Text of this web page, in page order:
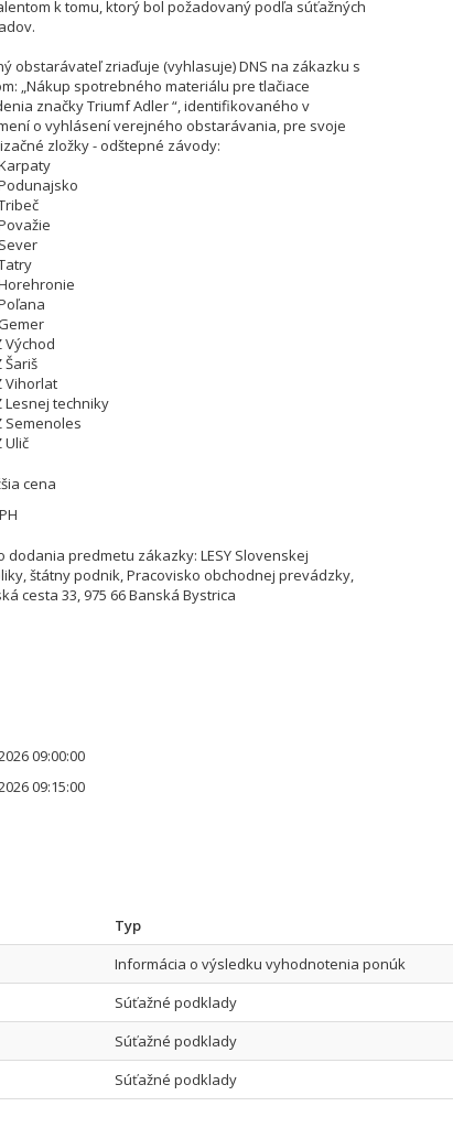
k tomu, ktorý bol požadovaný podľa súťažných
obstarávateľ zriaďuje (vyhlasuje) DNS na zákazku s
„Nákup spotrebného materiálu pre tlačiace
značky Triumf Adler “, identifikovaného v
o vyhlásení verejného obstarávania, pre svoje
zložky - odštepné závody:
Východ
Šariš
Vihorlat
Lesnej techniky
Semenoles
Ulič
cena
dodania predmetu zákazky: LESY Slovenskej
štátny podnik, Pracovisko obchodnej prevádzky,
cesta 33, 975 66 Banská Bystrica
09:00:00
09:15:00
Typ
Informácia o výsledku vyhodnotenia ponúk
Súťažné podklady
Súťažné podklady
Súťažné podklady